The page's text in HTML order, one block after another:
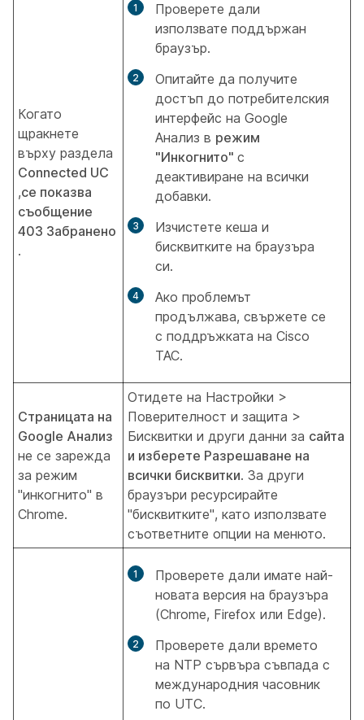
Когато
щракнете
върху раздела
Connected UC
,се показва
съобщение
403 Забранено
.
Проверете дали
използвате поддържан
браузър.
Опитайте да получите
достъп до потребителския
интерфейс на Google
Анализ в режим
"Инкогнито" с
деактивиране на всички
добавки.
Изчистете кеша и
бисквитките на браузъра
си.
Ако проблемът
продължава, свържете се
с поддръжката на Cisco
TAC.
Страницата на
Google Анализ
не се зарежда
за режим
"инкогнито" в
Chrome.
Отидете на Настройки >
Поверителност и защита >
Бисквитки и други данни за сайта
и изберете Разрешаване на
всички бисквитки. За други
браузъри ресурсирайте
"бисквитките", като използвате
съответните опции на менюто.
Проверете дали имате най-
новата версия на браузъра
(Chrome, Firefox или Edge).
Проверете дали времето
на NTP сървъра съвпада с
международния часовник
по UTC.